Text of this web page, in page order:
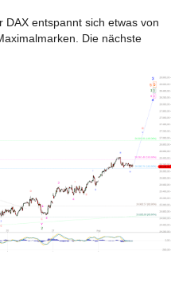
DAX entspannt sich etwas von
Die nächste